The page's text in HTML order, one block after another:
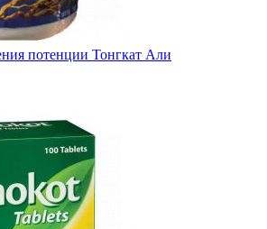
потенции Тонгкат Али